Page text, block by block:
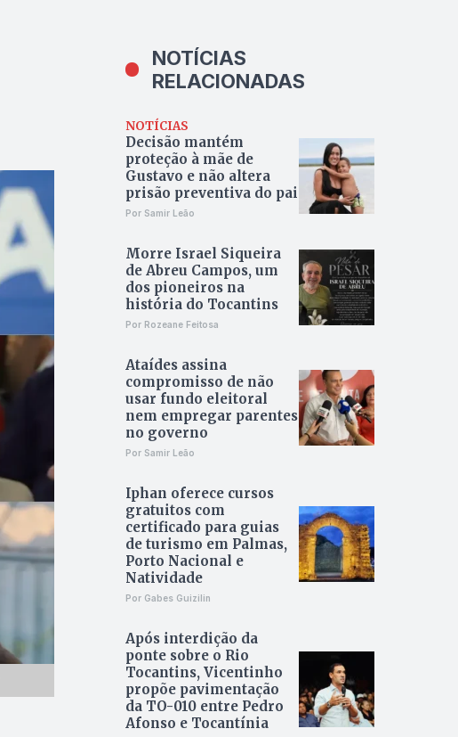
NOTÍCIAS
RELACIONADAS
NOTÍCIAS
Decisão mantém
proteção à mãe de
Gustavo e não altera
prisão preventiva do pai
Por Samir Leão
Morre Israel Siqueira
de Abreu Campos, um
dos pioneiros na
história do Tocantins
Por Rozeane Feitosa
Ataídes assina
compromisso de não
usar fundo eleitoral
nem empregar parentes
no governo
Por Samir Leão
Iphan oferece cursos
gratuitos com
certificado para guias
de turismo em Palmas,
Porto Nacional e
Natividade
Por Gabes Guizilin
Após interdição da
ponte sobre o Rio
Tocantins, Vicentinho
propõe pavimentação
da TO-010 entre Pedro
Afonso e Tocantínia